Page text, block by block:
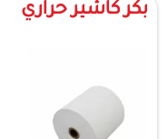
بكر كاشير حراري